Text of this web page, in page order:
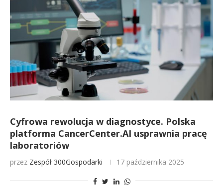
Cyfrowa rewolucja w diagnostyce. Polska
platforma CancerCenter.AI usprawnia pracę
laboratoriów
przez Zespół 300Gospodarki 17 października 2025